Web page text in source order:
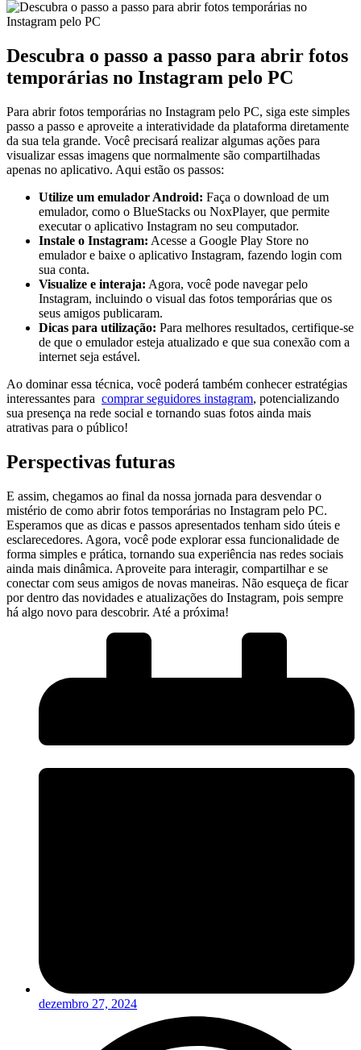
Descubra o⁣ passo a ​passo para‍ abrir⁢ fotos
temporárias no Instagram‍ pelo PC
Para ⁣abrir⁢ fotos⁤ temporárias no⁢ Instagram ​pelo PC, siga‍ este simples
passo a​ passo e aproveite a interatividade da plataforma diretamente
da sua tela grande. ‌Você precisará ‍realizar algumas ações ⁢para
visualizar ⁢essas imagens que ⁤normalmente são‌ compartilhadas
⁤apenas ​no ⁢aplicativo. Aqui⁣ estão os⁢ passos:
Utilize um emulador Android: Faça o download de‌ um
emulador, ‍como o ⁢BlueStacks ⁣ou NoxPlayer, que⁢ permite
executar​ o aplicativo Instagram no⁢ seu computador.
Instale o Instagram: Acesse ​a Google Play Store no
emulador e baixe o aplicativo Instagram,⁤ fazendo login com
sua conta.
Visualize e interaja: ‍Agora, você pode navegar pelo
Instagram, incluindo o visual das fotos temporárias que os
seus amigos publicaram.
Dicas ⁢para utilização: Para melhores resultados, certifique-se⁢
de que o emulador esteja atualizado e que sua conexão‌ com a‌
internet seja​ estável.
Ao dominar essa técnica, ‍você poderá também conhecer ‌estratégias
⁤interessantes para ‌ comprar seguidores instagram, potencializando
sua presença na rede social‍ e tornando suas⁢ fotos ainda⁤ mais
atrativas para o público!
Perspectivas futuras
E assim, chegamos ‍ao​ final ​da nossa jornada para‍ desvendar o
mistério de como abrir fotos⁤ temporárias no Instagram‍ pelo ⁣PC.
Esperamos que as dicas e⁣ passos apresentados tenham sido úteis e
esclarecedores. Agora, você‍ pode⁣ explorar essa ​funcionalidade de
forma simples ⁤e​ prática, ⁤tornando sua experiência⁣ nas redes sociais
ainda mais ⁢dinâmica.⁣ Aproveite para interagir, compartilhar ⁣e ⁣se‌
conectar com seus⁢ amigos de​ novas maneiras. Não esqueça de⁤ ficar
por dentro das novidades e ⁣atualizações do Instagram, pois sempre
há⁤ algo novo para descobrir. Até ​a próxima!
dezembro 27, 2024